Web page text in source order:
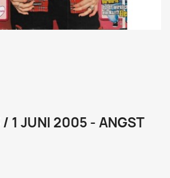
/ 1 JUNI 2005 - ANGST